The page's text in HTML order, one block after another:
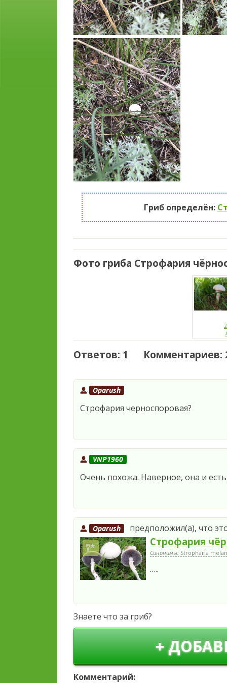
Гриб определён:
Фото гриба Строфария
Ответов: 1 Комментариев:
Oparush
Строфария черноспоровая?
VNP1960
Очень похожа. Наверное, она и есть
Oparush предположил(а), что
Строфария
Синонимы: Stropharia
…..
Знаете что за гриб?
+
Комментарий: